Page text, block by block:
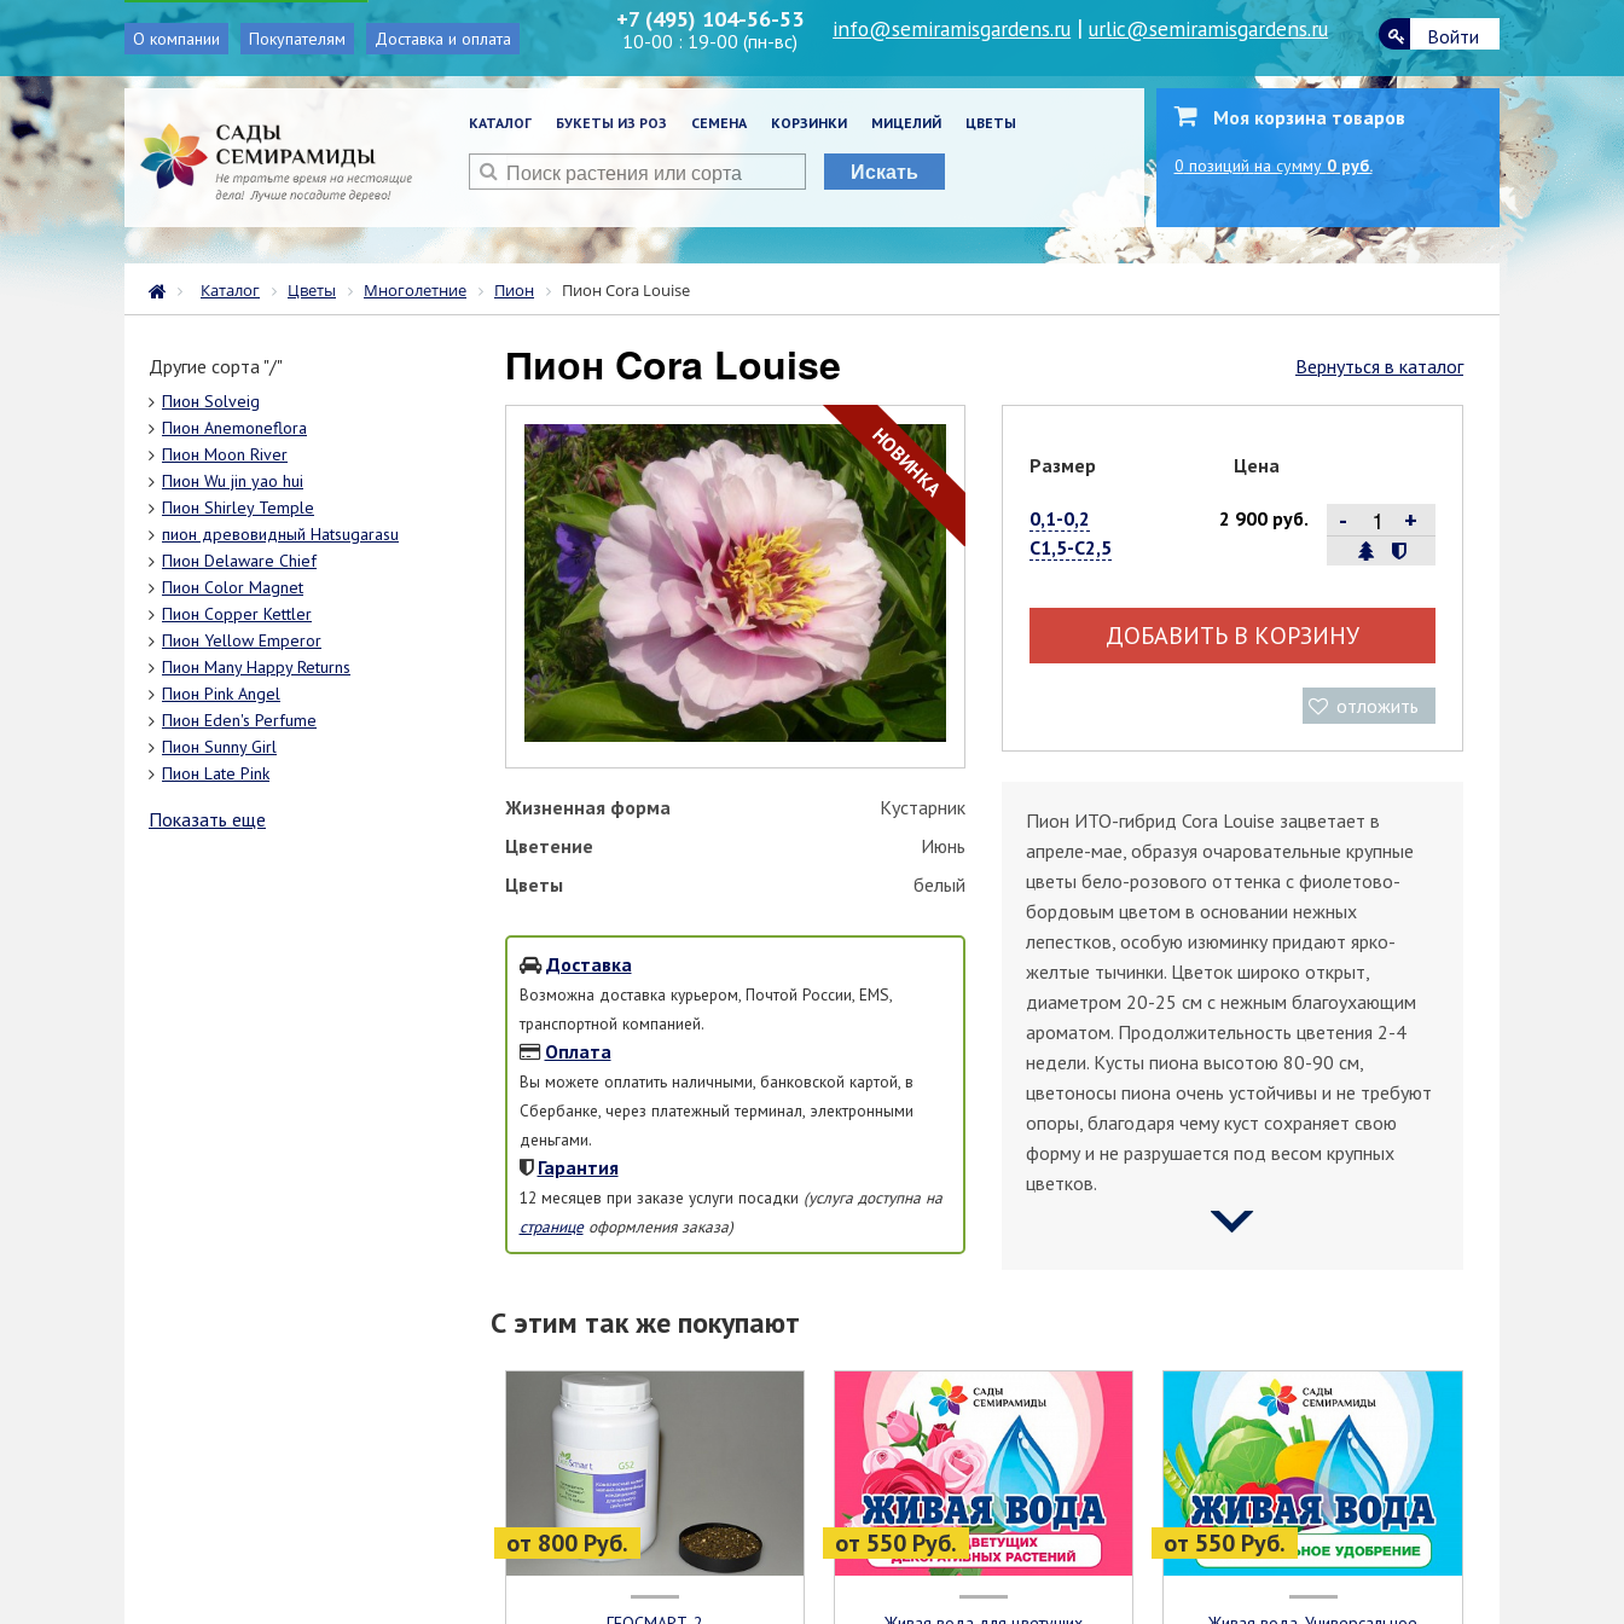
О компании Покупателям Доставка и оплата
+7 (495) 104-56-53
10-00 : 19-00 (пн-вс) info@semiramisgardens.ru |urlic@semiramisgardens.ru Войти
КАТАЛОГ БУКЕТЫ ИЗ РОЗ СЕМЕНА КОРЗИНКИ МИЦЕЛИЙ ЦВЕТЫ
Искать
Моя корзина товаров
0 позиций на сумму 0 руб.
Каталог Цветы Многолетние Пион Пион Cora Louise
Другие сорта "/"
Пион Solveig
Пион Anemoneflora
Пион Moon River
Пион Wu jin yao hui
Пион Shirley Temple
пион древовидный Hatsugarasu
Пион Delaware Chief
Пион Color Magnet
Пион Copper Kettler
Пион Yellow Emperor
Пион Many Happy Returns
Пион Pink Angel
Пион Eden's Perfume
Пион Sunny Girl
Пион Late Pink
Показать еще
Вернуться в каталог
Пион Cora Louise
НОВИНКА
Жизненная форма
Кустарник
Цветение
Июнь
Цветы
белый
Доставка
Возможна доставка курьером, Почтой России, EMS,
транспортной компанией.
Оплата
Вы можете оплатить наличными, банковской картой, в
Сбербанке, через платежный терминал, электронными
деньгами.
Гарантия
12 месяцев при заказе услуги посадки (услуга доступна на
страницеоформления заказа)
Размер Цена
0,1-0,2
С1,5-С2,5
2 900 руб. - +
ДОБАВИТЬ В КОРЗИНУ
отложить
Пион ИТО-гибрид Cora Louise зацветает в
апреле-мае, образуя очаровательные крупные
цветы бело-розового оттенка с фиолетово-
бордовым цветом в основании нежных
лепестков, особую изюминку придают ярко-
желтые тычинки. Цветок широко открыт,
диаметром 20-25 см с нежным благоухающим
ароматом. Продолжительность цветения 2-4
недели. Кусты пиона высотою 80-90 см,
цветоносы пиона очень устойчивы и не требуют
опоры, благодаря чему куст сохраняет свою
форму и не разрушается под весом крупных
цветков.
С этим так же покупают
от 800 Руб. от 550 Руб. от 550 Руб.